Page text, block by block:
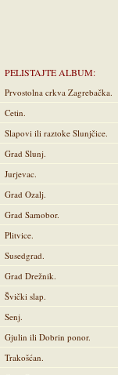
PELISTAJTE ALBUM:
Prvostolna crkva Zagrebačka.
Cetin.
Slapovi ili raztoke Slunjčice.
Grad Slunj.
Jurjevac.
Grad Ozalj.
Grad Samobor.
Plitvice.
Susedgrad.
Grad Drežnik.
Švički slap.
Senj.
Gjulin ili Dobrin ponor.
Trakošćan.